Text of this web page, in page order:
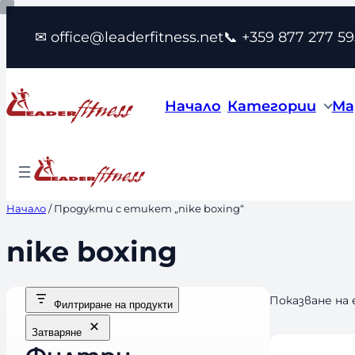
Към
съдържанието
✉ office@leaderfitness.net📞 +359 877 277
Начало Категории
Начало/ Продукти с етикет „nike boxing“
nike boxing
Филтриране на продукти
Затваряне
Показване